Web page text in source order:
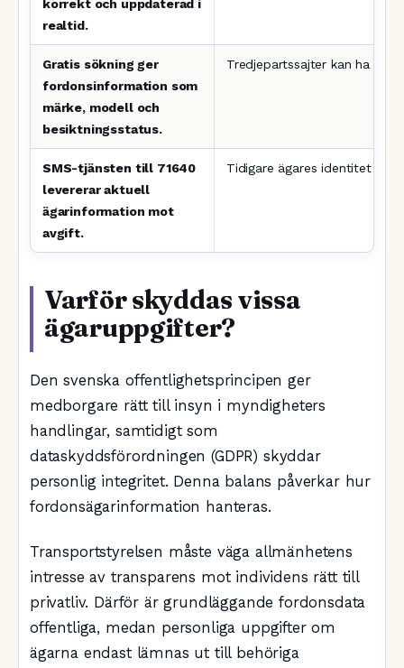
korrekt och uppdaterad i
realtid.
Gratis sökning ger
fordonsinformation som
märke, modell och
besiktningsstatus.
Tredjepartssajter kan ha
SMS-tjänsten till 71640
levererar aktuell
ägarinformation mot
avgift.
Tidigare ägares identitet är
Varför skyddas vissa
ägaruppgifter?
Den svenska offentlighetsprincipen ger
medborgare rätt till insyn i myndigheters
handlingar, samtidigt som
dataskyddsförordningen (GDPR) skyddar
personlig integritet. Denna balans påverkar hur
fordonsägarinformation hanteras.
Transportstyrelsen måste väga allmänhetens
intresse av transparens mot individens rätt till
privatliv. Därför är grundläggande fordonsdata
offentliga, medan personliga uppgifter om
ägarna endast lämnas ut till behöriga